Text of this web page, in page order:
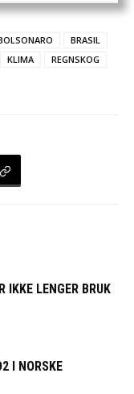
BRASIL
KLIMA
REGNSKOG
IKKE LENGER BRUK
I NORSKE